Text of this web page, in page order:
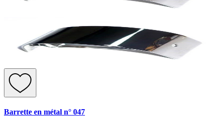
Barrette en métal n° 047